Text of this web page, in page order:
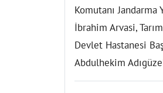
Komutanı
İbrahim Arvasi,
Devlet Hastanesi
Abdulhekim